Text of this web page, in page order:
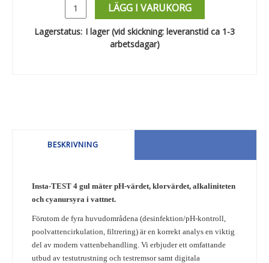
LÄGG I VARUKORG
Lagerstatus: I lager (vid skickning: leveranstid ca 1-3
arbetsdagar)
BESKRIVNING
Insta-TEST 4 gul mäter pH-värdet, klorvärdet, alkaliniteten
och cyanursyra i vattnet.
Förutom de fyra huvudområdena (desinfektion/pH-kontroll,
poolvattencirkulation, filtrering) är en korrekt analys en viktig
del av modern vattenbehandling. Vi erbjuder ett omfattande
utbud av testutrustning och testremsor samt digitala